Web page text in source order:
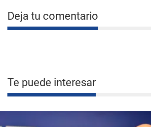
Deja tu comentario
Te puede interesar